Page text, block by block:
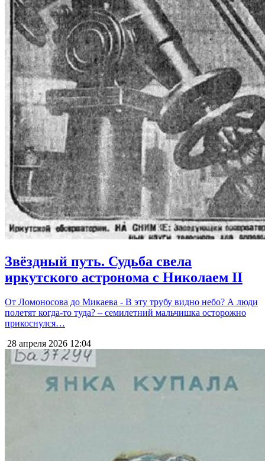
Звёздный путь. Судьба свела
иркутского астронома с Николаем II
От Ломоносова до Микаева - В эту трубу видно небо? А люди
полетят когда-то туда? – семилетний мальчишка осторожно
прикоснулся…
28 апреля 2026 12:04